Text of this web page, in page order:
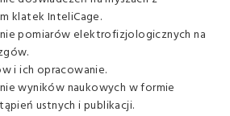
klatek InteliCage.
pomiarów elektrofizjologicznych na
i ich opracowanie.
wyników naukowych w formie
ustnych i publikacji.